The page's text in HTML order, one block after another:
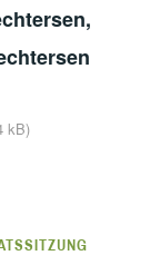
kB)